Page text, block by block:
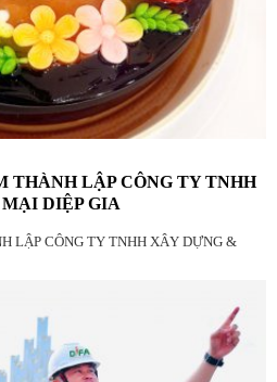
THÀNH LẬP CÔNG TY TNHH
DIỆP GIA
LẬP CÔNG TY TNHH XÂY DỰNG &